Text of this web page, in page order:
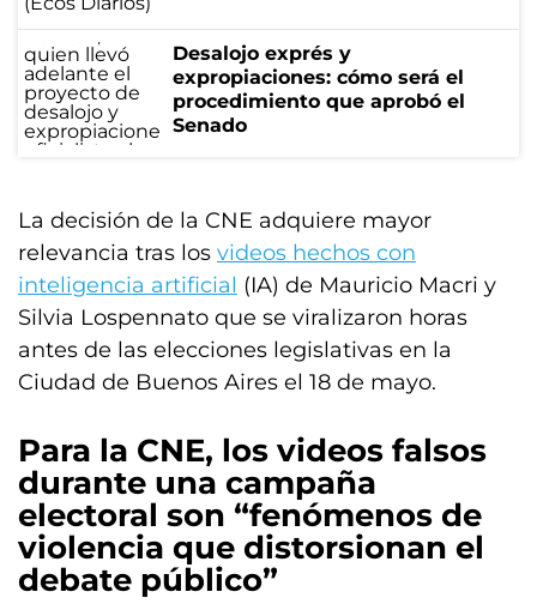
Desalojo exprés y
expropiaciones: cómo será el
procedimiento que aprobó el
Senado
La decisión de la CNE adquiere mayor
relevancia tras los videos hechos con
inteligencia artificial (IA) de Mauricio Macri y
Silvia Lospennato que se viralizaron horas
antes de las elecciones legislativas en la
Ciudad de Buenos Aires el 18 de mayo.
Para la CNE, los videos falsos
durante una campaña
electoral son “fenómenos de
violencia que distorsionan el
debate público”